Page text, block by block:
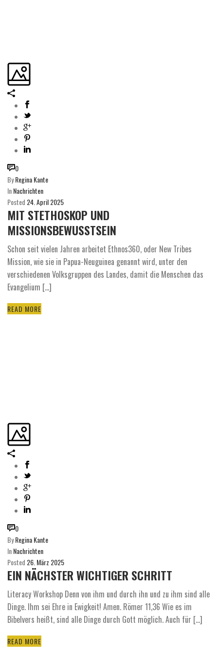
0
ByRegina Kante
InNachrichten
Posted 24. April 2025
MIT STETHOSKOP UND
MISSIONSBEWUSSTSEIN
Schon seit vielen Jahren arbeitet Ethnos360, oder New Tribes
Mission, wie sie in Papua-Neuguinea genannt wird, unter den
verschiedenen Volksgruppen des Landes, damit die Menschen das
Evangelium [...]
READ MORE
0
ByRegina Kante
InNachrichten
Posted 26. März 2025
EIN NÄCHSTER WICHTIGER SCHRITT
Literacy Workshop Denn von ihm und durch ihn und zu ihm sind alle
Dinge. Ihm sei Ehre in Ewigkeit! Amen. Römer 11,36 Wie es im
Bibelvers heißt, sind alle Dinge durch Gott möglich. Auch für [...]
READ MORE